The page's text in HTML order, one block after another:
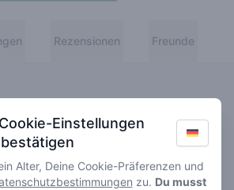
Rezensionen Freunde
Wissensstand
🚀 Spaceranger
👑 Greenmeister
Einstellungen
bestätigen
Alter, Deine Cookie-Präferenzen und
zu. Du musst